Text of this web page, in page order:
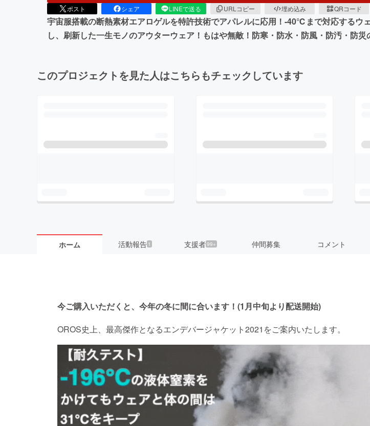
ポスト シェア LINEで送る URLコピー 埋め込み QRコード
宇宙服搭載の断熱素材エアロゲルを特許技術でアパレルに応用！-40℃まで対応するウ
し、刷新した一生モノのアウターウェア！もはや無敵！防寒・防水・防風・防汚・防災
このプロジェクトを見た人はこちらもチェックしています
ホーム 活動報告 1 支援者99+ 仲間募集 コメント
今ご購入いただくと、今年の冬に間に合います！(1月中旬より配送開始)
OROS史上、最高傑作となるエンデバージャケット2021をご案内いたします。